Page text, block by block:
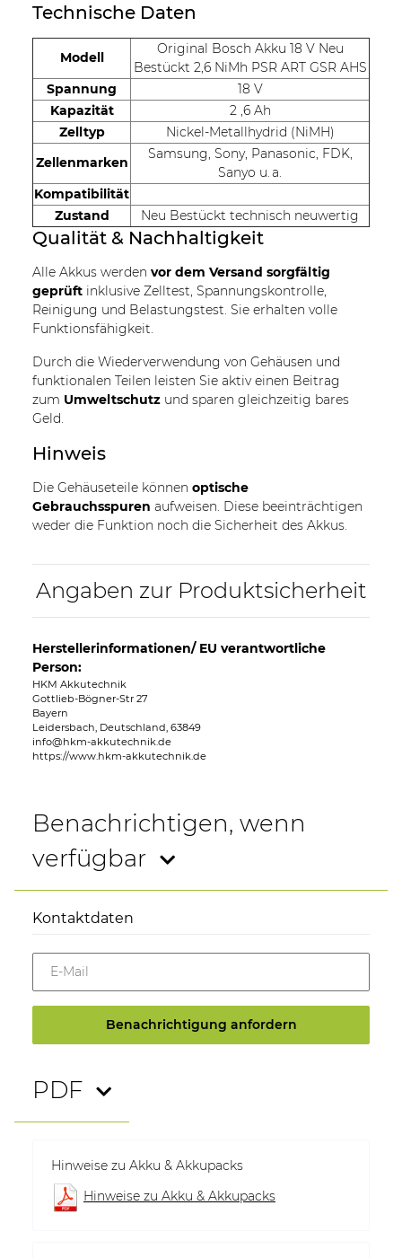
Technische Daten
Modell
Original Bosch Akku 18 V Neu
Bestückt 2,6 NiMh PSR ART GSR AHS
Spannung
18 V
Kapazität
2 ,6 Ah
Zelltyp
Nickel-Metallhydrid (NiMH)
Zellenmarken
Samsung, Sony, Panasonic, FDK,
Sanyo u. a.
Kompatibilität
Zustand
Neu Bestückt technisch neuwertig
Qualität & Nachhaltigkeit
Alle Akkus werden vor dem Versand sorgfältig
geprüft inklusive Zelltest, Spannungskontrolle,
Reinigung und Belastungstest. Sie erhalten volle
Funktionsfähigkeit.
Durch die Wiederverwendung von Gehäusen und
funktionalen Teilen leisten Sie aktiv einen Beitrag
zum Umweltschutz und sparen gleichzeitig bares
Geld.
Hinweis
Die Gehäuseteile können optische
Gebrauchsspuren aufweisen. Diese beeinträchtigen
weder die Funktion noch die Sicherheit des Akkus.
Angaben zur Produktsicherheit
Herstellerinformationen/ EU verantwortliche
Person:
HKM Akkutechnik
Gottlieb-Bögner-Str 27
Bayern
Leidersbach, Deutschland, 63849
info@hkm-akkutechnik.de
https://www.hkm-akkutechnik.de
Benachrichtigen, wenn
verfügbar
Kontaktdaten
E-Mail
Benachrichtigung anfordern
PDF
Hinweise zu Akku & Akkupacks
Hinweise zu Akku & Akkupacks